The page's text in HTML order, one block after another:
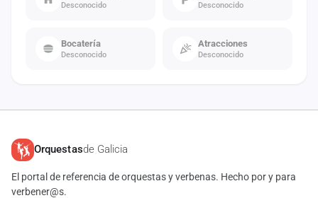
Desconocido Desconocido
Bocatería
Desconocido
Atracciones
Desconocido
Orquestasde Galicia
El portal de referencia de orquestas y verbenas. Hecho por y para
verbener@s.